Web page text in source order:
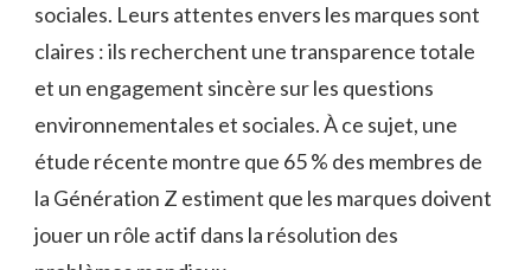
sociales. Leurs attentes envers les marques sont
claires : ils recherchent une transparence totale
et un engagement sincère sur les questions
environnementales et sociales. À ce sujet, une
étude récente montre que 65 % des membres de
la Génération Z estiment que les marques doivent
jouer un rôle actif dans la résolution des